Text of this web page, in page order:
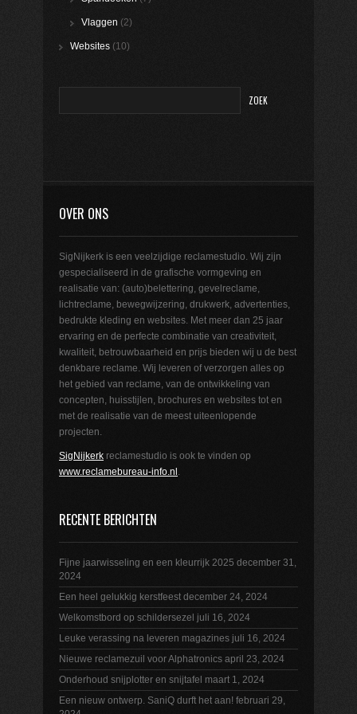
Vlaggen (2)
Websites (10)
OVER ONS
SigNijkerk is een veelzijdige reclamestudio. Wij zijn
gespecialiseerd in de grafische vormgeving en
realisatie van: (auto)belettering, gevelreclame,
lichtreclame, bewegwijzering, drukwerk, advertenties,
bedrukte kleding en websites. Met meer dan 25 jaar
ervaring en de perfecte combinatie van creativiteit,
kwaliteit, betrouwbaarheid en prijs bieden wij u de best
denkbare reclame. Wij leveren of verzorgen alles op
het gebied van reclame, van de ontwikkeling van
concepten, huisstijlen, brochures en websites tot en
met de realisatie van de meest uiteenlopende
projecten.
SigNijkerk reclamestudio is ook te vinden op
www.reclamebureau-info.nl .
RECENTE BERICHTEN
Fijne jaarwisseling en een kleurrijk 2025 december 31,
2024
Een heel gelukkig kerstfeest december 24, 2024
Welkomstbord op schildersezel juli 16, 2024
Leuke verassing na leveren magazines juli 16, 2024
Nieuwe reclamezuil voor Alphatronics april 23, 2024
Onderhoud snijplotter en snijtafel maart 1, 2024
Een nieuw ontwerp. SaniQ durft het aan! februari 29,